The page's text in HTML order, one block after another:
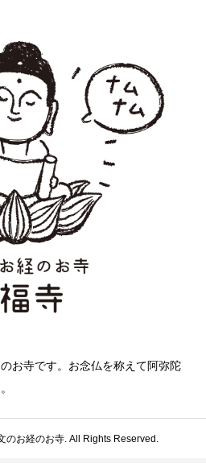
お寺です。お念仏を称えて阿弥陀
のお経のお寺. All Rights Reserved.